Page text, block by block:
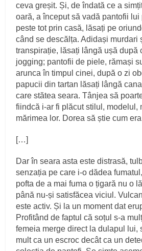
ceva greșit. Și, de îndată ce a
oară, a început să vadă pantofii lui
peste tot prin casă, lăsați pe
când se descălța. Adidași murdari
transpirație, lăsați lângă ușă după
jogging; pantofii de piele, rămași
arunca în timpul cinei, după o zi
papucii din tartan lăsați lângă
care stătea seara. Tânjea să
fiindcă i-ar fi plăcut stilul, modelul,
mărimea lor. Dorea să știe cum
[…]
Dar în seara asta este distrasă,
senzația pe care i-o dădea
pofta de a mai fuma o țigară nu o
până nu-și satisfăcea viciul.
este activ. Și la un moment dat
Profitând de faptul că soțul s-a
femeia merge direct la dulapul lui,
mult ca un escroc decât ca un